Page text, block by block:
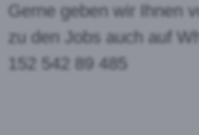
Gerne geben wir Ihnen
zu den Jobs auch auf
152 542 89 485